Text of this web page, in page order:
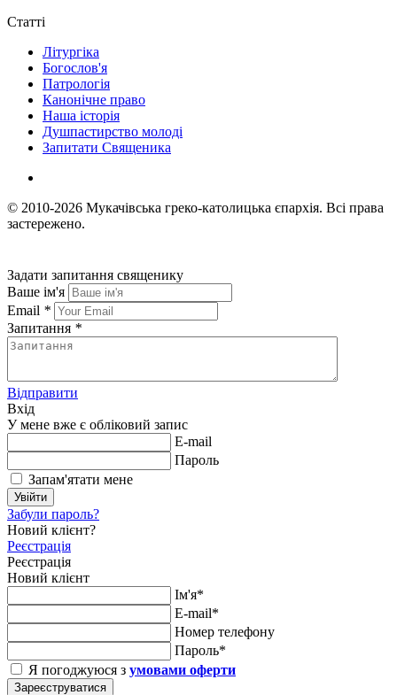
Статті
Літургіка
Богослов'я
Патрологія
Канонічне право
Наша історія
Душпастирство молоді
Запитати Священика
© 2010-2026 Мукачівська греко-католицька єпархія. Всі права
застережено.
Задати запитання священику
Ваше ім'я
Email *
Запитання *
Відправити
Вхід
У мене вже є обліковий запис
E-mail
Пароль
Запам'ятати мене
Увійти
Забули пароль?
Новий клієнт?
Реєстрація
Реєстрація
Новий клієнт
Ім'я*
E-mail*
Номер телефону
Пароль*
Я погоджуюся з умовами оферти
Зареєструватися